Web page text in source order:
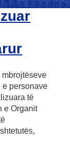
mbrojtëseve
e personave
të
e Organit